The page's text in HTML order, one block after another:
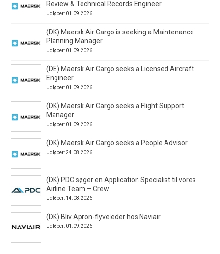
Review & Technical Records Engineer
Udløber: 01.09.2026
(DK) Maersk Air Cargo is seeking a Maintenance
Planning Manager
Udløber: 01.09.2026
(DE) Maersk Air Cargo seeks a Licensed Aircraft
Engineer
Udløber: 01.09.2026
(DK) Maersk Air Cargo seeks a Flight Support
Manager
Udløber: 01.09.2026
(DK) Maersk Air Cargo seeks a People Advisor
Udløber: 24.08.2026
(DK) PDC søger en Application Specialist til vores
Airline Team – Crew
Udløber: 14.08.2026
(DK) Bliv Apron-flyveleder hos Naviair
Udløber: 01.09.2026